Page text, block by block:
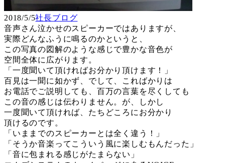
2018/5/5社長ブログ
音声さん泣かせのスピーカーではありますが、
実際どんなふうに鳴るのかというと、
この写真の図解のような感じで豊かな音色が
空間全体に広がります。
「一度聞いて頂ければお分かり頂けます！」
百見は一聞に如かず、でして、こればかりは
お電話でご説明しても、百万の言葉を尽くしても
この音の感じは伝わりません。が、しかし
一度聞いて頂ければ、たちどころにお分かり
頂けるのです。
「いままでのスピーカーとは全く違う！」
「そうか音楽ってこういう風に楽しむもんだった」
「音に包まれる感じがたまらない」